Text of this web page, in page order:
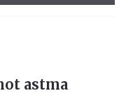
astma